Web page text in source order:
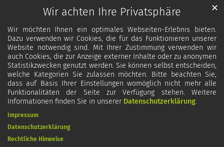
Wir achten Ihre Privatsphäre
Wir möchten Ihnen ein optimales Webseiten-Erlebnis bieten.
Dazu verwenden wir Cookies, die für das Funktionieren unserer
Website notwendig sind. Mit Ihrer Zustimmung verwenden wir
auch Cookies, die zur Anzeige externer Inhalte oder zu anonymen
Statistikzwecken genutzt werden. Sie können selbst entscheiden,
welche Kategorien Sie zulassen möchten. Bitte beachten Sie,
dass auf Basis Ihrer Einstellungen womöglich nicht mehr alle
Funktionalitäten der Seite zur Verfügung stehen. Weitere
Informationen finden Sie in unserer Datenschutzerklärung.
✕
Impressum
Datenschutzerklärung
Rechtliche Hinweise